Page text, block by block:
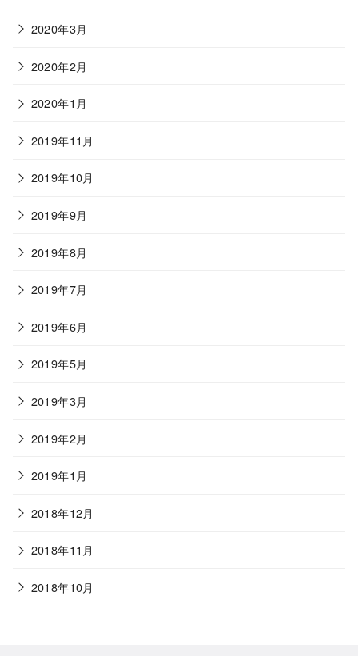
2020年3月
2020年2月
2020年1月
2019年11月
2019年10月
2019年9月
2019年8月
2019年7月
2019年6月
2019年5月
2019年3月
2019年2月
2019年1月
2018年12月
2018年11月
2018年10月